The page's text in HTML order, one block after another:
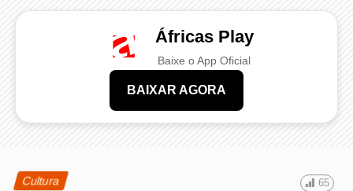
Áfricas Play
Baixe o App Oficial
BAIXAR AGORA
Cultura 65